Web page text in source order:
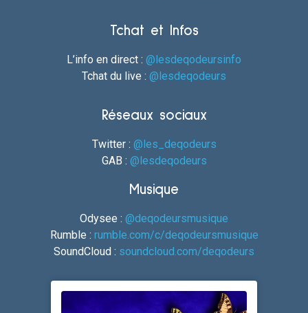
Tchat et Infos
L’info en direct : @lesdeqodeursinfo
Tchat du live : @lesdeqodeurs
Réseaux sociaux
Twitter : @les_deqodeurs
GAB : @lesdeqodeurs
Musique
Odysee : @deqodeursmusique
Rumble : rumble.com/c/deqodeursmusique
SoundCloud : soundcloud.com/deqodeurs